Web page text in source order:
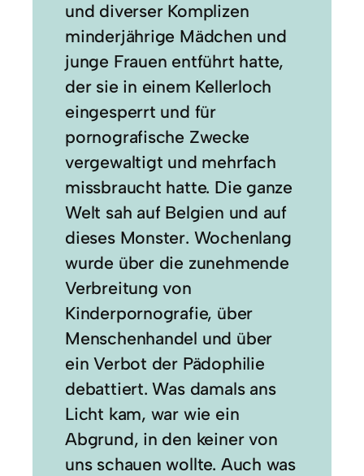
und diverser Komplizen
minderjährige Mädchen und
junge Frauen entführt hatte,
der sie in einem Kellerloch
eingesperrt und für
pornografische Zwecke
vergewaltigt und mehrfach
missbraucht hatte. Die ganze
Welt sah auf Belgien und auf
dieses Monster. Wochenlang
wurde über die zunehmende
Verbreitung von
Kinderpornografie, über
Menschenhandel und über
ein Verbot der Pädophilie
debattiert. Was damals ans
Licht kam, war wie ein
Abgrund, in den keiner von
uns schauen wollte. Auch was